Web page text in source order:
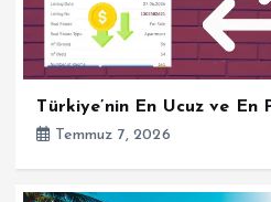
Türkiye’nin En Ucuz ve En
Temmuz 7, 2026